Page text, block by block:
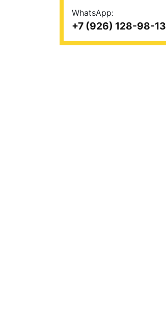
WhatsApp:
+7 (926) 128-98-13